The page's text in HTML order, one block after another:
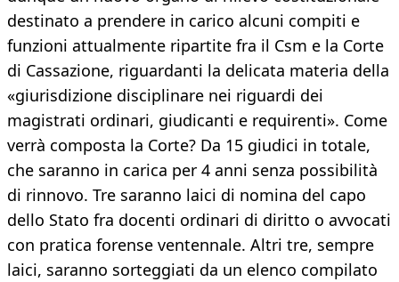
destinato a prendere in carico alcuni compiti e
funzioni attualmente ripartite fra il Csm e la Corte
di Cassazione, riguardanti la delicata materia della
«giurisdizione disciplinare nei riguardi dei
magistrati ordinari, giudicanti e requirenti». Come
verrà composta la Corte? Da 15 giudici in totale,
che saranno in carica per 4 anni senza possibilità
di rinnovo. Tre saranno laici di nomina del capo
dello Stato fra docenti ordinari di diritto o avvocati
con pratica forense ventennale. Altri tre, sempre
laici, saranno sorteggiati da un elenco compilato